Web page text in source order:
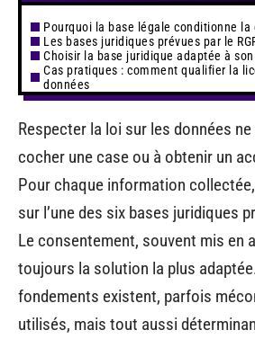
Pourquoi la base légale conditionne la
Les bases juridiques prévues par le
Choisir la base juridique adaptée à
Cas pratiques : comment qualifier la
données
Respecter la loi sur les données
cocher une case ou à obtenir un
Pour chaque information
sur l’une des six bases juridiques
Le consentement, souvent mis en
toujours la solution la plus
fondements existent, parfois
utilisés, mais tout aussi